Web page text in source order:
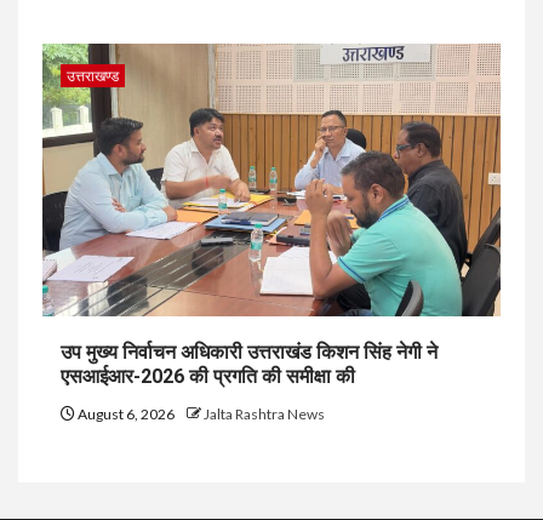
उत्तराखण्ड
उप मुख्य निर्वाचन अधिकारी उत्तराखंड किशन सिंह नेगी ने
एसआईआर-2026 की प्रगति की समीक्षा की
August 6, 2026 Jalta Rashtra News